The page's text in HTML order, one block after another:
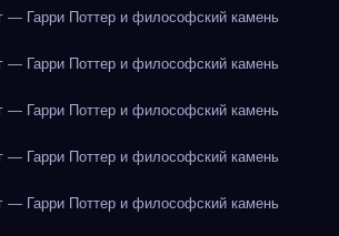
— Гарри Поттер и философский камень
— Гарри Поттер и философский камень
— Гарри Поттер и философский камень
— Гарри Поттер и философский камень
— Гарри Поттер и философский камень